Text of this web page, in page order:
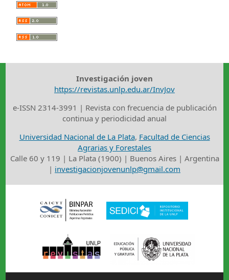
Investigación joven
https://revistas.unlp.edu.ar/InvJov
e-ISSN 2314-3991 | Revista con frecuencia de publicación
continua y periodicidad anual
Universidad Nacional de La Plata, Facultad de Ciencias
Agrarias y Forestales
Calle 60 y 119 | La Plata (1900) | Buenos Aires | Argentina
| investigacionjovenunlp@gmail.com